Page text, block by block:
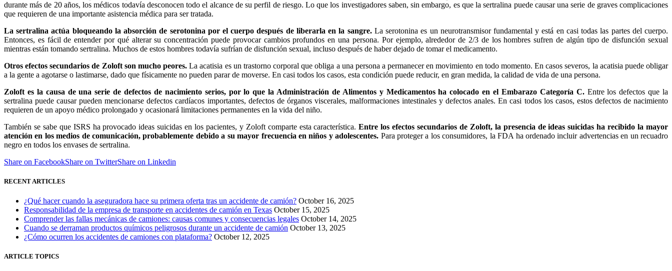
durante más de 20 años, los médicos todavía desconocen todo el alcance de su perfil de riesgo. Lo que los investigadores saben, sin embargo, es que la sertralina puede causar una serie de graves complicaciones
que requieren de una importante asistencia médica para ser tratada.
La sertralina actúa bloqueando la absorción de serotonina por el cuerpo después de liberarla en la sangre.La serotonina es un neurotransmisor fundamental y está en casi todas las partes del cuerpo.
Entonces, es fácil de entender por qué alterar su concentración puede provocar cambios profundos en una persona. Por ejemplo, alrededor de 2/3 de los hombres sufren de algún tipo de disfunción sexual
mientras están tomando sertralina. Muchos de estos hombres todavía sufrían de disfunción sexual, incluso después de haber dejado de tomar el medicamento.
Otros efectos secundarios de Zoloft son mucho peores. La acatisia es un trastorno corporal que obliga a una persona a permanecer en movimiento en todo momento. En casos severos, la acatisia puede obligar
a la gente a agotarse o lastimarse, dado que físicamente no pueden parar de moverse. En casi todos los casos, esta condición puede reducir, en gran medida, la calidad de vida de una persona.
Zoloft es la causa de una serie de defectos de nacimiento serios, por lo que la Administración de Alimentos y Medicamentos ha colocado en el Embarazo Categoría C.Entre los defectos que la
sertralina puede causar pueden mencionarse defectos cardíacos importantes, defectos de órganos viscerales, malformaciones intestinales y defectos anales. En casi todos los casos, estos defectos de nacimiento
requieren de un apoyo médico prolongado y ocasionará limitaciones permanentes en la vida del niño.
También se sabe que ISRS ha provocado ideas suicidas en los pacientes, y Zoloft comparte esta característica.Entre los efectos secundarios de Zoloft, la presencia de ideas suicidas ha recibido la mayor
atención en los medios de comunicación, probablemente debido a su mayor frecuencia en niños y adolescentes. Para proteger a los consumidores, la FDA ha ordenado incluir advertencias en un recuadro
negro en todos los envases de sertralina.
Share on FacebookShare on TwitterShare on Linkedin
RECENT ARTICLES
¿Qué hacer cuando la aseguradora hace su primera oferta tras un accidente de camión? October 16, 2025
Responsabilidad de la empresa de transporte en accidentes de camión en Texas October 15, 2025
Comprender las fallas mecánicas de camiones: causas comunes y consecuencias legales October 14, 2025
Cuando se derraman productos químicos peligrosos durante un accidente de camión October 13, 2025
¿Cómo ocurren los accidentes de camiones con plataforma? October 12, 2025
ARTICLE TOPICS